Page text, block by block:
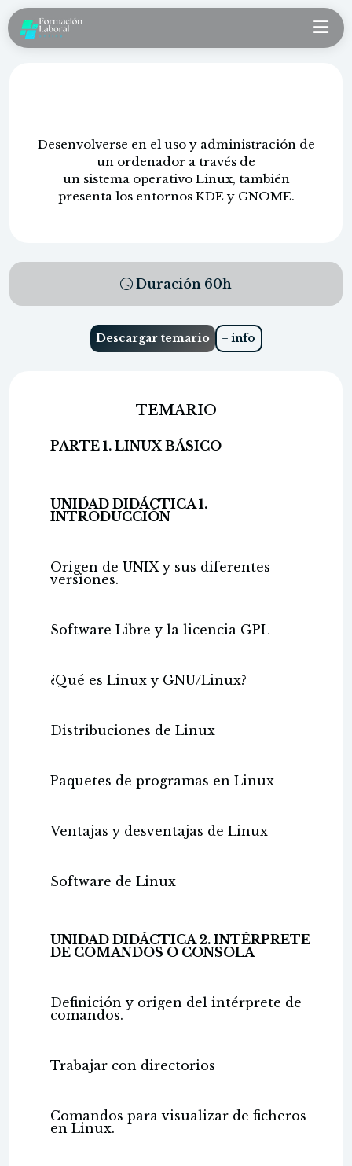
Desenvolverse en el uso y administración de
un ordenador a través de
un sistema operativo Linux, también
presenta los entornos KDE y GNOME.
Duración 60h
Descargar temario + info
TEMARIO
PARTE 1. LINUX BÁSICO
UNIDAD DIDÁCTICA 1.
INTRODUCCIÓN
Origen de UNIX y sus diferentes
versiones.
Software Libre y la licencia GPL
¿Qué es Linux y GNU/Linux?
Distribuciones de Linux
Paquetes de programas en Linux
Ventajas y desventajas de Linux
Software de Linux
UNIDAD DIDÁCTICA 2. INTÉRPRETE
DE COMANDOS O CONSOLA
Definición y origen del intérprete de
comandos.
Trabajar con directorios
Comandos para visualizar de ficheros
en Linux.